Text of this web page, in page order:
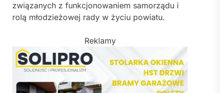
związanych z funkcjonowaniem samorządu i
rolą młodzieżowej rady w życiu powiatu.
Reklamy